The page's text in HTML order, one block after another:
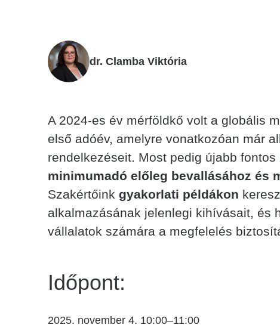
dr. Clamba Viktória
A 2024-es év mérföldkő volt a globális
első adóév, amelyre vonatkozóan már
rendelkezéseit. Most pedig újabb
minimumadó előleg bevallásához és
Szakértőink gyakorlati példákon
alkalmazásának jelenlegi kihívásait, és
vállalatok számára a megfelelés
Időpont:
2025. november 4. 10:00–11:00